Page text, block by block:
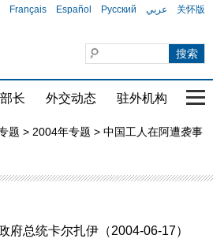
Français Español Русский عربي 关怀版
长 外交动态 驻外机构 国
题 > 2004年专题 > 中国工人在阿遭袭事
府总统卡尔扎伊（2004-06-17）